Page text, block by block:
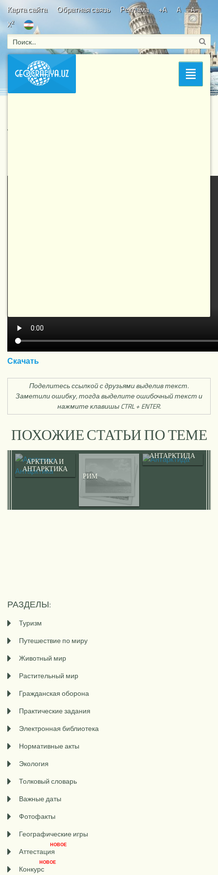
Карта сайта Обратная связь Реклама +A A
A-
X2
Bosh sahifa/Путешествие по миру
Скачать
Поделитесь ссылкой с друзьями выделив текст.
Заметили ошибку, тогда выделите ошибочный текст и
нажмите клавишы CTRL + ENTER.
ПОХОЖИЕ СТАТЬИ ПО ТЕМЕ
АРКТИКА И
АНТАРКТИКА
РИМ
АНТАРКТИДА
РАЗДЕЛЫ:
Туризм
Путешествие по миру
Животный мир
Растительный мир
Гражданская оборона
Практические задания
Электронная библиотека
Нормативные акты
Экология
Толковый словарь
Важные даты
Фотофакты
Географические игры
Аттестация
НОВОЕ
Конкурс
НОВОЕ